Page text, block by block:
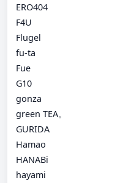
ERO404
F4U
Flugel
fu-ta
Fue
G10
gonza
green TEA。
GURIDA
Hamao
HANABi
hayami